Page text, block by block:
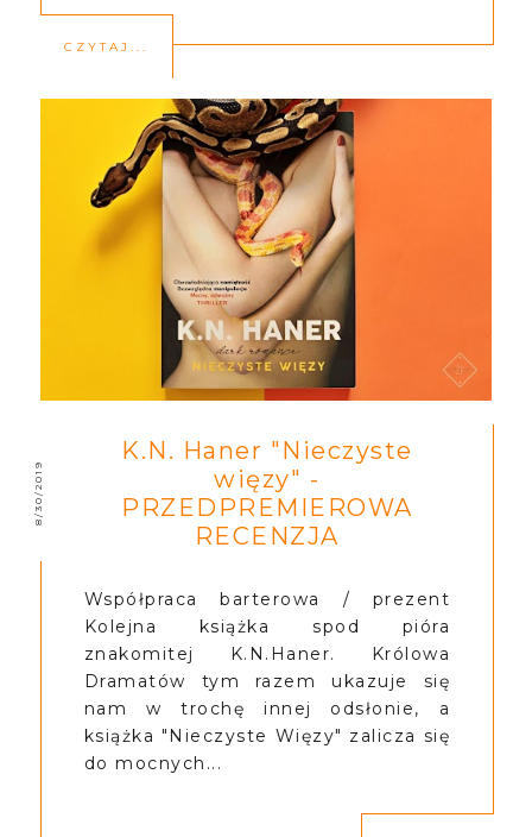
CZYTAJ...
8/30/2019
K.N. Haner "Nieczyste
więzy" -
PRZEDPREMIEROWA
RECENZJA
Współpraca barterowa / prezent
Kolejna książka spod pióra
znakomitej K.N.Haner. Królowa
Dramatów tym razem ukazuje się
nam w trochę innej odsłonie, a
książka "Nieczyste Więzy" zalicza się
do mocnych...